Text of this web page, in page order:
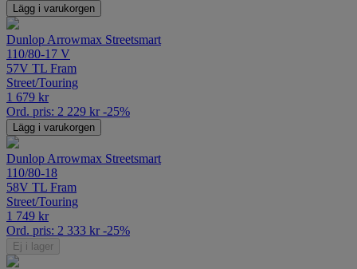
Lägg i varukorgen
Dunlop Arrowmax Streetsmart
110/80-17 V
57V TL Fram
Street/Touring
1 679 kr
Ord. pris: 2 229 kr -25%
Lägg i varukorgen
Dunlop Arrowmax Streetsmart
110/80-18
58V TL Fram
Street/Touring
1 749 kr
Ord. pris: 2 333 kr -25%
Ej i lager